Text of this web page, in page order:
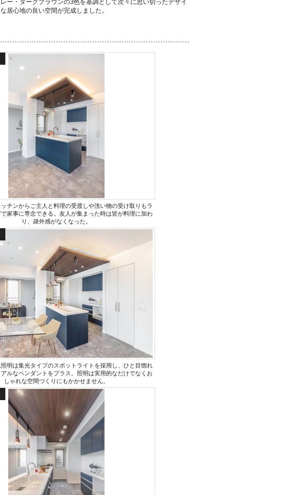
ー・ダークブラウンの3色を基調として次々に思い切ったデザイ
居心地の良い空間が完成しました。
チンからご主人と料理の受渡しや洗い物の受け取りもラ
家事に専念できる。友人が集まった時は皆が料理に加わ
り、疎外感がなくなった。
明は集光タイプのスポットライトを採用し、ひと目惚れ
ルなペンダントをプラス。照明は実用的なだけでなくお
しゃれな空間づくりにもかかせません。